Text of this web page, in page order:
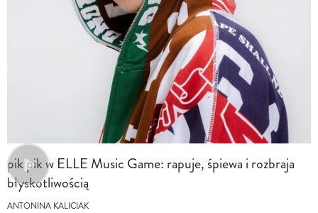
pik pik w ELLE Music Game: rapuje, śpiewa i rozbraja
błyskotliwością
ANTONINA KALICIAK